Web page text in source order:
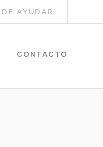
AYUDAR
CONTACTO